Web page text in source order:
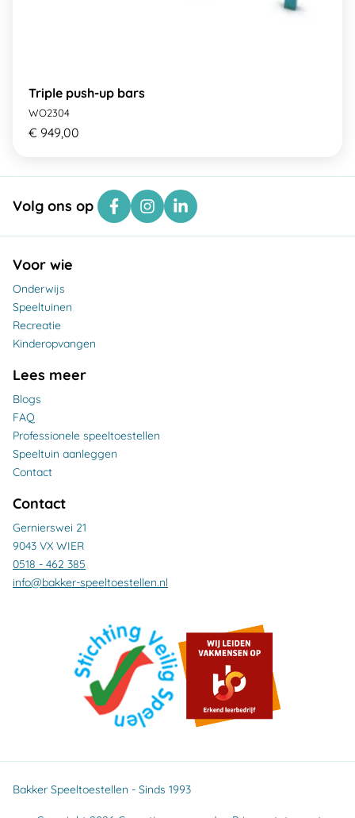
Triple push-up bars
WO2304
€ 949,00
Volg ons op
Voor wie
Onderwijs
Speeltuinen
Recreatie
Kinderopvangen
Lees meer
Blogs
FAQ
Professionele speeltoestellen
Speeltuin aanleggen
Contact
Contact
Gernierswei 21
9043 VX WIER
0518 - 462 385
info@bakker-speeltoestellen.nl
Bakker Speeltoestellen - Sinds 1993